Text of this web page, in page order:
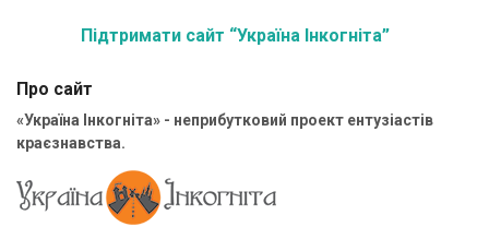
Підтримати сайт “Україна Інкогніта”
Про сайт
«Україна Інкогніта» - неприбутковий проект ентузіастів
краєзнавства.